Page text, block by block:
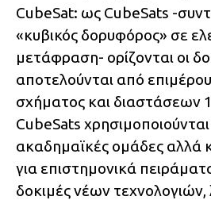
CubeSat: ως CubeSats -
«κυβικός δορυφόρος» σε
μετάφραση- ορίζονται οι
αποτελούνται από
σχήματος και διαστάσεων
CubeSats
ακαδημαϊκές ομάδες αλλά
για επιστημονικά
δοκιμές νέων